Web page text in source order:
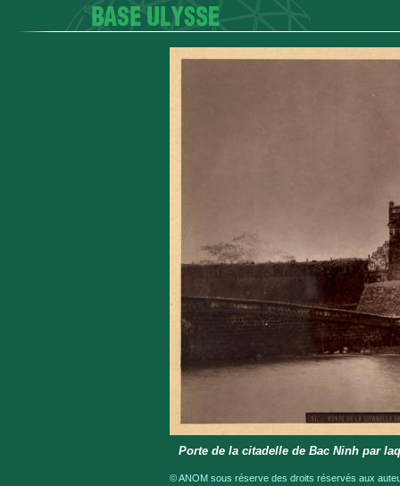
Porte de la citadelle de Bac Ninh par
© ANOM sous réserve des droits réservés aux